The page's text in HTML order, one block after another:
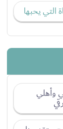
التي يحبها
وأهلي